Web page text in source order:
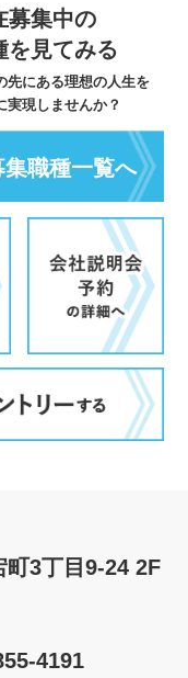
募集中の
を見てみる
先にある理想の人生を
実現しませんか？
集職種一覧へ
町3丁目9-24 2F
4191